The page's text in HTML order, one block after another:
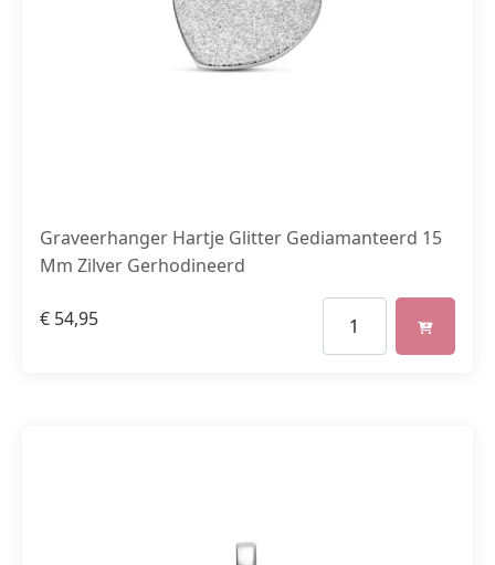
Graveerhanger Hartje Glitter Gediamanteerd 15
Mm Zilver Gerhodineerd
€ 54,95